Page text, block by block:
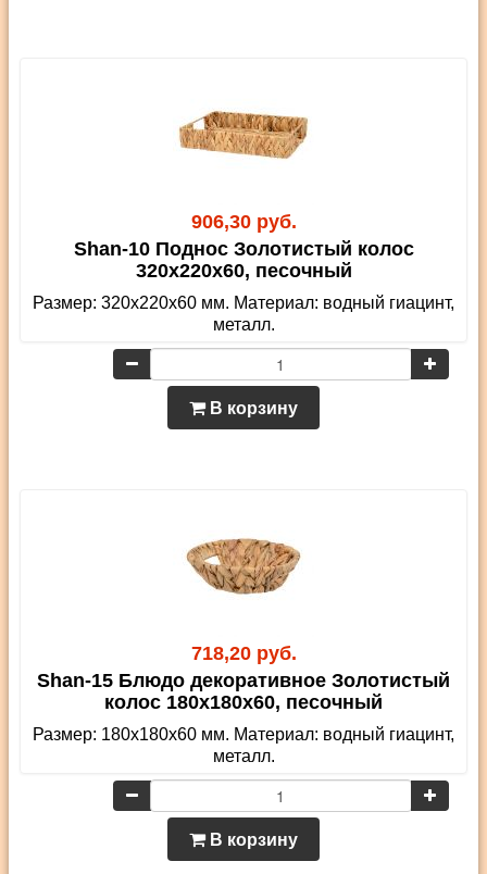
906,30 руб.
Shan-10 Поднос Золотистый колос
320х220х60, песочный
Размер: 320х220х60 мм. Материал: водный гиацинт,
металл.
В корзину
718,20 руб.
Shan-15 Блюдо декоративное Золотистый
колос 180х180х60, песочный
Размер: 180х180х60 мм. Материал: водный гиацинт,
металл.
В корзину